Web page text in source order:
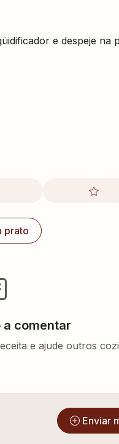
e despeje na
prato
a comentar
e ajude outros
Enviar